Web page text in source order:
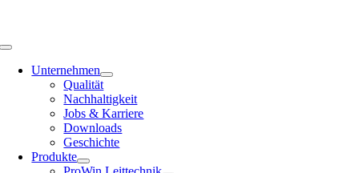
Toggle
NavigationUnternehmen
Qualität
Nachhaltigkeit
Jobs & Karriere
Downloads
Geschichte
Produkte